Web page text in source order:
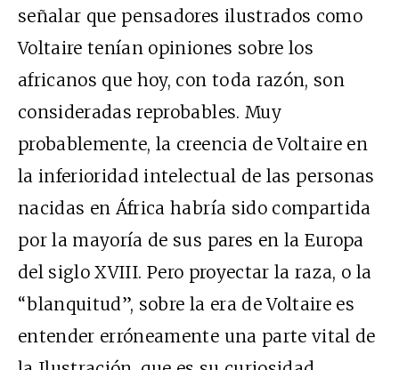
señalar que pensadores ilustrados como
Voltaire tenían opiniones sobre los
africanos que hoy, con toda razón, son
consideradas reprobables. Muy
probablemente, la creencia de Voltaire en
la inferioridad intelectual de las personas
nacidas en África habría sido compartida
por la mayoría de sus pares en la Europa
del sigloXVIII. Pero proyectar la raza, o la
“blanquitud”, sobre la era de Voltaire es
entender erróneamente una parte vital de